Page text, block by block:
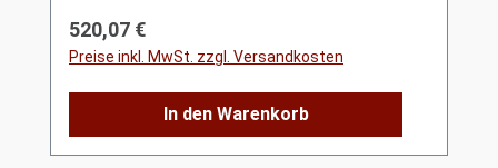
Regulärer Preis:
520,07 €
Preise inkl. MwSt. zzgl. Versandkosten
In den Warenkorb